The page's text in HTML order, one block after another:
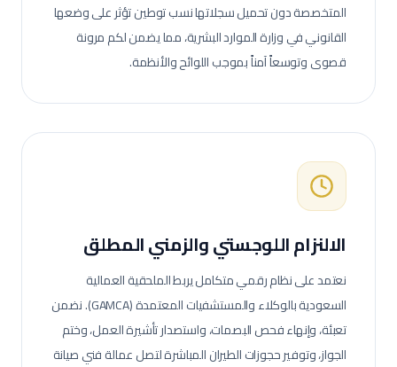
المتخصصة دون تحميل سجلاتها نسب توطين تؤثر على وضعها
القانوني في وزارة الموارد البشرية، مما يضمن لكم مرونة
قصوى وتوسعاً آمناً بموجب اللوائح والأنظمة.
الالنزام اللوجستي والزمني المطلق
نعتمد على نظام رقمي متكامل يربط الملحقية العمالية
السعودية بالوكلاء والمستشفيات المعتمدة (GAMCA). نضمن
تعبئة، وإنهاء فحص البصمات، واستصدار تأشيرة العمل، وختم
الجواز، وتوفير حجوزات الطيران المباشرة لتصل عمالةفني صيانة